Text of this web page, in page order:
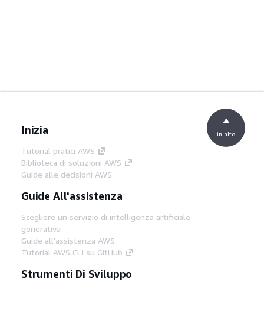
Inizia
Tutorial pratici AWS
Biblioteca di soluzioni AWS
Guide alle decisioni AWS
Guide All'assistenza
Scegliere un servizio di intelligenza artificiale
generativa
Guide all'assistenza AWS
Tutorial AWS CLI su GitHub
Strumenti Di Sviluppo
in alto